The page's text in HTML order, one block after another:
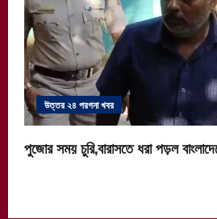
উত্তর ২৪ পরগনা খবর
পুজোর সময় চুরি,বারাসতে ধরা পড়ল